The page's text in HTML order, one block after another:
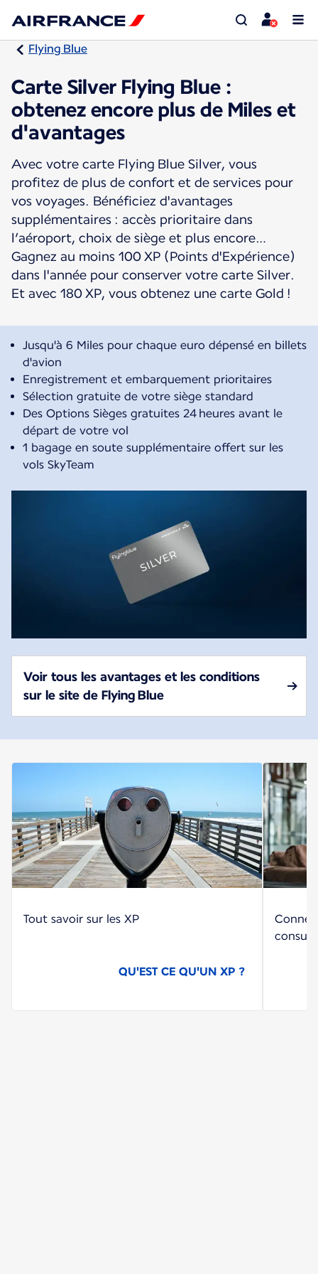
Flying Blue
Carte Silver Flying Blue :
obtenez encore plus de Miles et
d'avantages
Avec votre carte Flying Blue Silver, vous
profitez de plus de confort et de services pour
vos voyages. Bénéficiez d'avantages
supplémentaires : accès prioritaire dans
l’aéroport, choix de siège et plus encore…
Gagnez au moins 100 XP (Points d'Expérience)
dans l'année pour conserver votre carte Silver.
Et avec 180 XP, vous obtenez une carte Gold !
Jusqu'à 6 Miles pour chaque euro dépensé en billets
d'avion
Enregistrement et embarquement prioritaires
Sélection gratuite de votre siège standard
Des Options Sièges gratuites 24 heures avant le
départ de votre vol
1 bagage en soute supplémentaire offert sur les
vols SkyTeam
Voir tous les avantages et les conditions
sur le site de Flying Blue
Tout savoir sur les XP
QU'EST CE QU'UN XP ?